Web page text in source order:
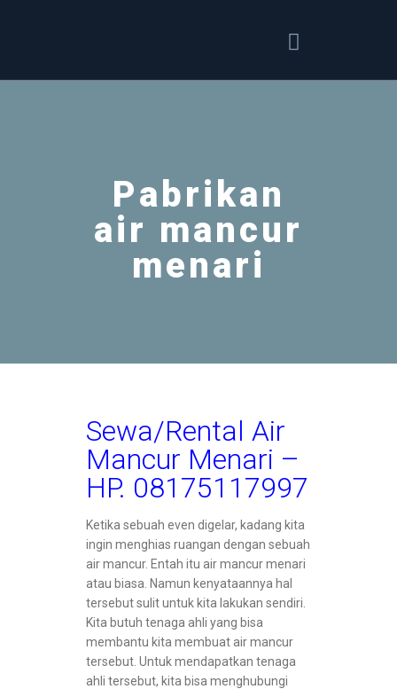
Pabrikan
air mancur
menari
Sewa/Rental Air
Mancur Menari –
HP. 08175117997
Ketika sebuah even digelar, kadang kita
ingin menghias ruangan dengan sebuah
air mancur. Entah itu air mancur menari
atau biasa. Namun kenyataannya hal
tersebut sulit untuk kita lakukan sendiri.
Kita butuh tenaga ahli yang bisa
membantu kita membuat air mancur
tersebut. Untuk mendapatkan tenaga
ahli tersebut, kita bisa menghubungi